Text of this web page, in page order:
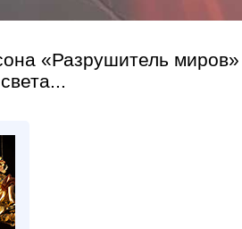
«Разрушитель миров»